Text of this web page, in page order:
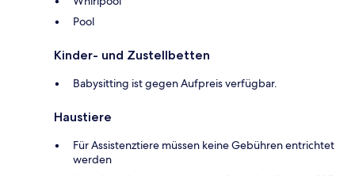
Pool
Kinder- und Zustellbetten
Babysitting ist gegen Aufpreis verfügbar.
Haustiere
Für Assistenztiere müssen keine Gebühren entrichtet
werden